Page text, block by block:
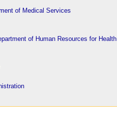
of Medical Services
of Human Resources for Health